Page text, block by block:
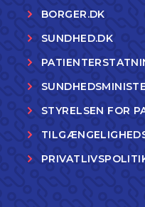
BORGER.DK
SUNDHED.DK
STYRELSEN FOR